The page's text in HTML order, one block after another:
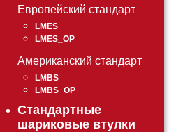
Европейский стандарт
LMES
LMES_OP
Американский стандарт
LMBS
LMBS_OP
Стандартные
шариковые втулки